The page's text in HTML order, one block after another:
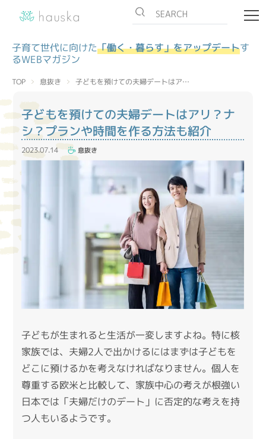
子育て世代に向けた「働く・暮らす」をアップデートす
るWEBマガジン
TOP 息抜き 子どもを預けての夫婦デートはア…
子どもを預けての夫婦デートはアリ？ナ
シ？プランや時間を作る方法も紹介
2023.07.14 息抜き
子どもが生まれると生活が一変しますよね。特に核
家族では、夫婦2人で出かけるにはまずは子どもを
どこに預けるかを考えなければなりません。個人を
尊重する欧米と比較して、家族中心の考えが根強い
日本では「夫婦だけのデート」に否定的な考えを持
つ人もいるようです。